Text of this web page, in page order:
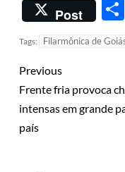
Post
Tags: Filarmônica de
Previous
Frente fria provoca
intensas em grande
país